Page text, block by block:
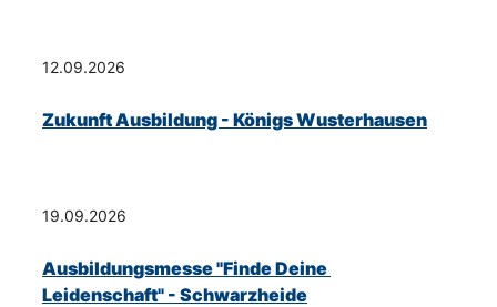
12.09.2026
Zukunft Ausbildung - Königs Wusterhausen
19.09.2026
Ausbildungsmesse "Finde Deine
Leidenschaft" - Schwarzheide